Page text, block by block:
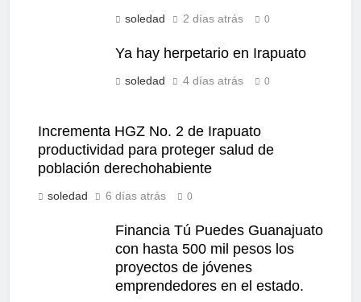
soledad 2 días atrás 0
Ya hay herpetario en Irapuato
soledad 4 días atrás 0
Incrementa HGZ No. 2 de Irapuato
productividad para proteger salud de
población derechohabiente
soledad 6 días atrás 0
Financia Tú Puedes Guanajuato
con hasta 500 mil pesos los
proyectos de jóvenes
emprendedores en el estado.